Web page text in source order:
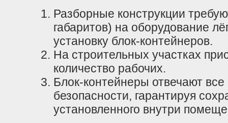
Разборные конструкции
габаритов) на оборудование
установку блок-контейнеров.
На строительных участках
количество рабочих.
Блок-контейнеры отвечают
безопасности, гарантируя
установленного внутри